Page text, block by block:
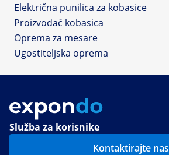
Električna punilica za kobasice
Proizvođač kobasica
Oprema za mesare
Ugostiteljska oprema
Služba za korisnike
Kontaktirajte nas